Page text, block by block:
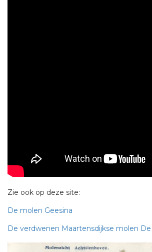
Zie ook op deze site:
De molen Geesina
De verdwenen Maartensdijkse molen